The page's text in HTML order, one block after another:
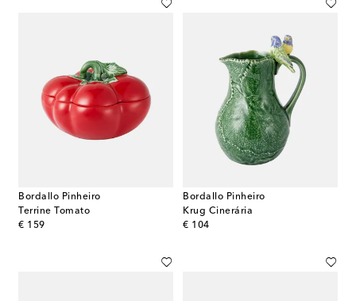
Bordallo Pinheiro
Terrine Tomato
€ 159
original price
Bordallo Pinheiro
Krug Cinerária
€ 104
original price